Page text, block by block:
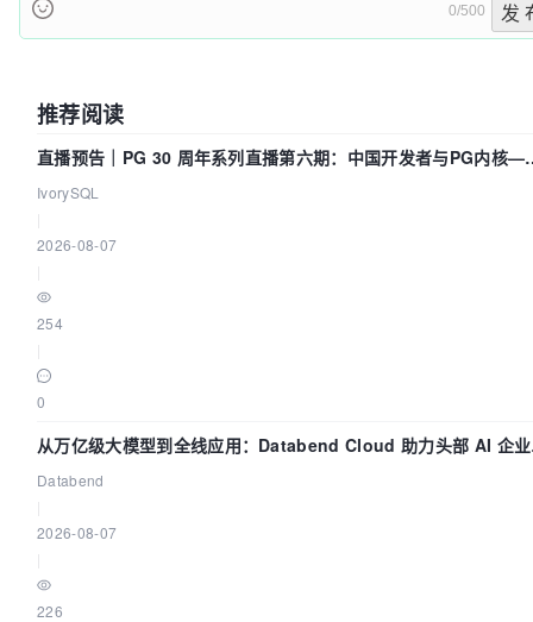
0/500 发
推荐阅读
直播预告｜PG 30 周年系列直播第六期：中国开发者与PG内核
我们改得动吗？我们贡献了什么？
IvorySQL
2026-08-07
254
0
从万亿级大模型到全线应用：Databend Cloud 助力头部 AI 企
建全链路 Trace 数据管道
Databend
2026-08-07
226